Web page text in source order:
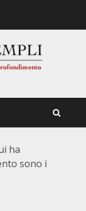
ha
sono i